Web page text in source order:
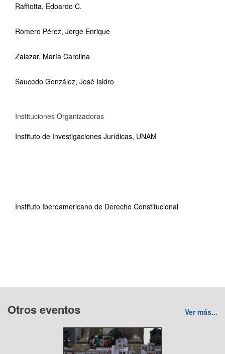
Raffiotta, Edoardo C.
Romero Pérez, Jorge Enrique
Zalazar, María Carolina
Saucedo González, José Isidro
Instituciones Organizadoras
Instituto de Investigaciones Jurídicas, UNAM
Instituto Iberoamericano de Derecho Constitucional
Otros eventos Ver más...